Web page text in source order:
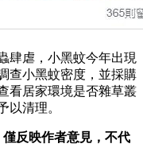
肆虐，小黑蚊今年出現
查小黑蚊密度，並採購
看居家環境是否雜草叢
以清理。
僅反映作者意見，不代